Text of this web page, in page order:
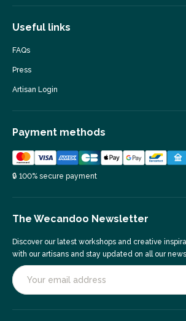
Useful links
FAQs
Press
Artisan Login
Payment methods
🔒 100% secure payment
The Wecandoo Newsletter
Discover our latest workshops and creative
with our artisans and stay updated on all our